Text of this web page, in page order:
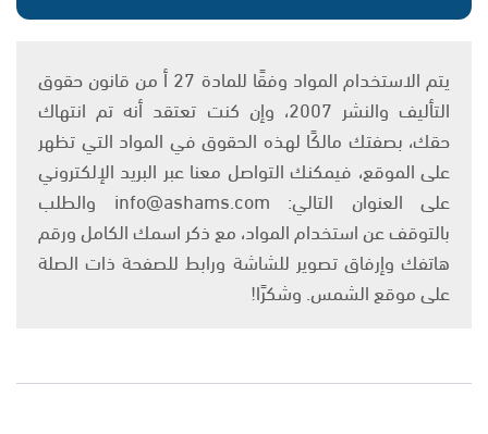
يتم الاستخدام المواد وفقًا للمادة 27 أ من قانون حقوق
التأليف والنشر 2007، وإن كنت تعتقد أنه تم انتهاك
حقك، بصفتك مالكًا لهذه الحقوق في المواد التي تظهر
على الموقع، فيمكنك التواصل معنا عبر البريد الإلكتروني
على العنوان التالي: info@ashams.com والطلب
بالتوقف عن استخدام المواد، مع ذكر اسمك الكامل ورقم
هاتفك وإرفاق تصوير للشاشة ورابط للصفحة ذات الصلة
على موقع الشمس. وشكرًا!